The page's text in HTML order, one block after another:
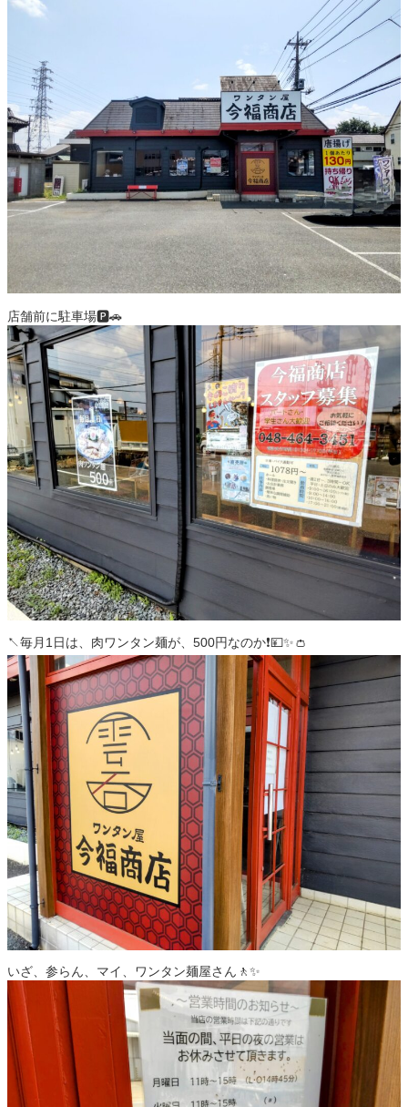
店舗前に駐車場🅿️🚗
↖️毎月1日は、肉ワンタン麺が、500円なのか❗️💴✨👛
いざ、参らん、マイ、ワンタン麺屋さん🚶✨